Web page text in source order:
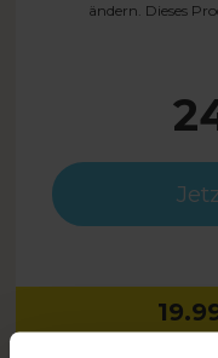
ändern. Dieses